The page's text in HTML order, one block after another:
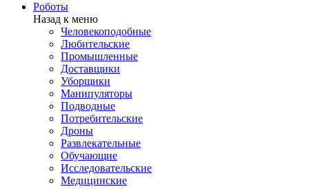
Роботы
Назад к меню
Человекоподобные
Любительские
Промышленные
Доставщики
Уборщики
Манипуляторы
Подводные
Потребительские
Дроны
Развлекательные
Обучающие
Исследовательские
Медицинские